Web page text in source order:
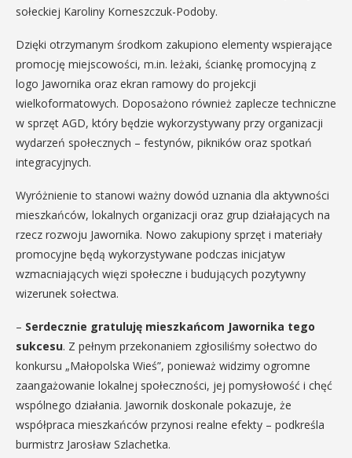
sołeckiej Karoliny Korneszczuk-Podoby.
Dzięki otrzymanym środkom zakupiono elementy wspierające
promocję miejscowości, m.in. leżaki, ściankę promocyjną z
logo Jawornika oraz ekran ramowy do projekcji
wielkoformatowych. Doposażono również zaplecze techniczne
w sprzęt AGD, który będzie wykorzystywany przy organizacji
wydarzeń społecznych – festynów, pikników oraz spotkań
integracyjnych.
Wyróżnienie to stanowi ważny dowód uznania dla aktywności
mieszkańców, lokalnych organizacji oraz grup działających na
rzecz rozwoju Jawornika. Nowo zakupiony sprzęt i materiały
promocyjne będą wykorzystywane podczas inicjatyw
wzmacniających więzi społeczne i budujących pozytywny
wizerunek sołectwa.
– Serdecznie gratuluję mieszkańcom Jawornika tego
sukcesu. Z pełnym przekonaniem zgłosiliśmy sołectwo do
konkursu „Małopolska Wieś”, ponieważ widzimy ogromne
zaangażowanie lokalnej społeczności, jej pomysłowość i chęć
wspólnego działania. Jawornik doskonale pokazuje, że
współpraca mieszkańców przynosi realne efekty – podkreśla
burmistrz Jarosław Szlachetka.